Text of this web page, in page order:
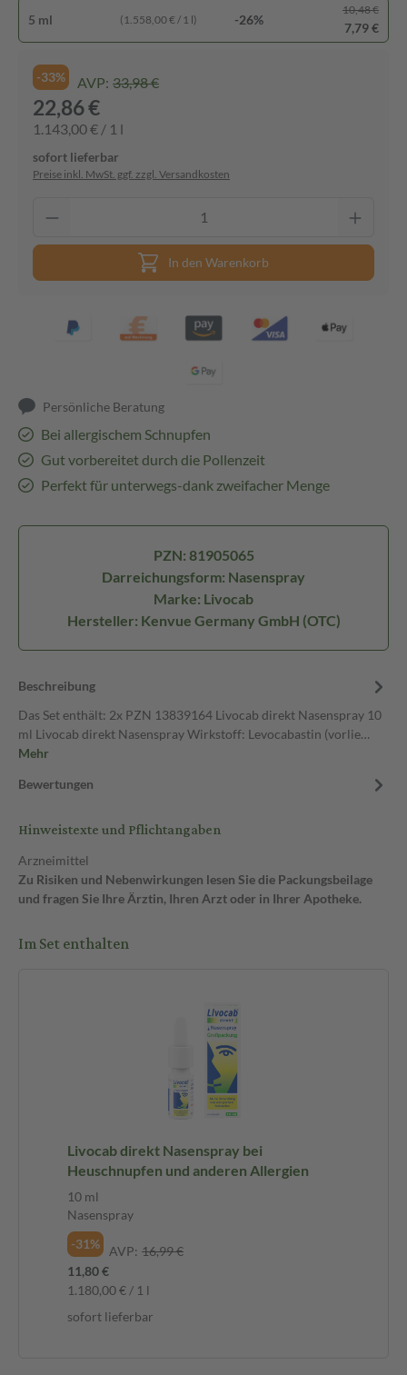
5 ml (1.558,00 € / 1 l) -26%
10,48 €
7,79 €
-33% AVP: 33,98 €
22,86 €
1.143,00 € / 1 l
sofort lieferbar
Preise inkl. MwSt. ggf. zzgl. Versandkosten
In den Warenkorb
Persönliche Beratung
Bei allergischem Schnupfen
Gut vorbereitet durch die Pollenzeit
Perfekt für unterwegs-dank zweifacher Menge
PZN: 81905065
Darreichungsform: Nasenspray
Marke: Livocab
Hersteller: Kenvue Germany GmbH (OTC)
Beschreibung
Das Set enthält: 2x PZN 13839164 Livocab direkt Nasenspray 10
ml Livocab direkt Nasenspray Wirkstoff: Levocabastin (vorlie…
Mehr
Bewertungen
Hinweistexte und Pflichtangaben
Arzneimittel
Zu Risiken und Nebenwirkungen lesen Sie die Packungsbeilage
und fragen Sie Ihre Ärztin, Ihren Arzt oder in Ihrer Apotheke.
Im Set enthalten
Livocab direkt Nasenspray bei
Heuschnupfen und anderen Allergien
10 ml
Nasenspray
-31%
AVP: 16,99 €
11,80 €
1.180,00 € / 1 l
sofort lieferbar